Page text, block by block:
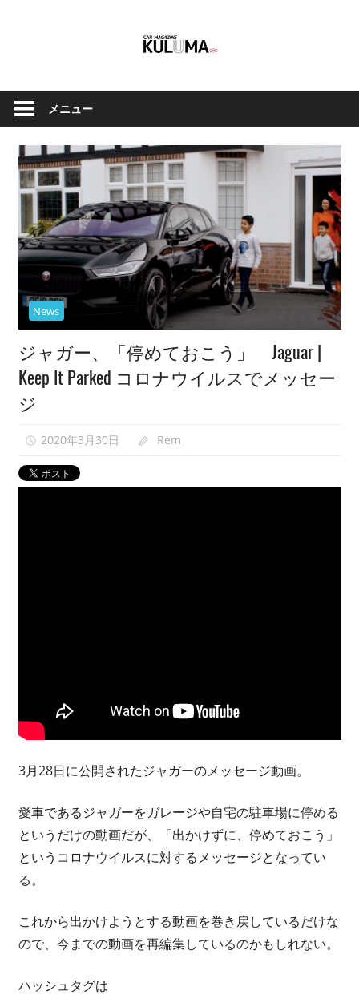
ツ
Car
Magazine
Kuluma.jp
ル
マ
と
バ
イ
の
オ
フ
ィ
シ
ャ
ル
映
像
紹
介
メニュー
News
ジャガー、「停めておこう」 Jaguar |
Keep It Parked コロナウイルスでメッセー
ジ
2020年3月30日 Rem
3月28日に公開されたジャガーのメッセージ動画。
愛車であるジャガーをガレージや自宅の駐車場に停める
というだけの動画だが、「出かけずに、停めておこう」
というコロナウイルスに対するメッセージとなってい
る。
これから出かけようとする動画を巻き戻しているだけな
ので、今までの動画を再編集しているのかもしれない。
ハッシュタグは